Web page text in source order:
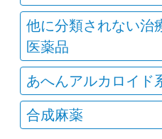
他に分類されない治
医薬品
あへんアルカロイド
合成麻薬